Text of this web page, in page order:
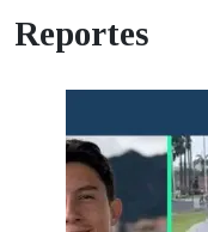
Reportes